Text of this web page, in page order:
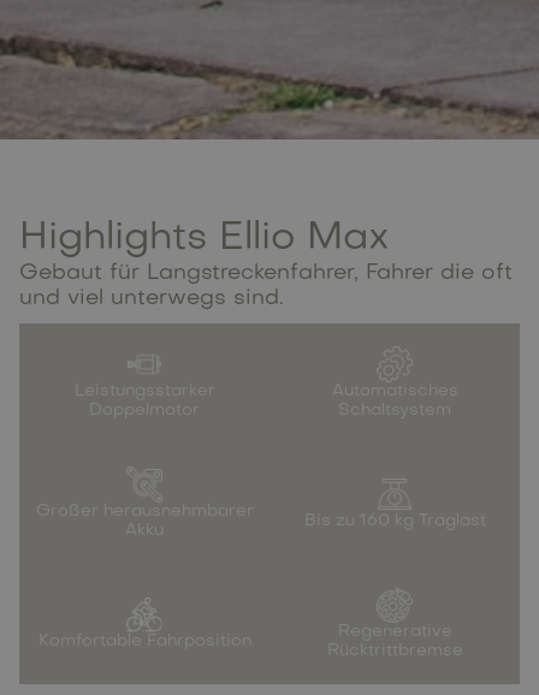
Highlights Ellio Max
Gebaut für Langstreckenfahrer, Fahrer die oft
und viel unterwegs sind.
Leistungsstarker
Doppelmotor
Großer herausnehmbarer
Akku
Komfortable Fahrposition
Automatisches
Schaltsystem
Bis zu 160 kg Traglast
Regenerative
Rücktrittbremse